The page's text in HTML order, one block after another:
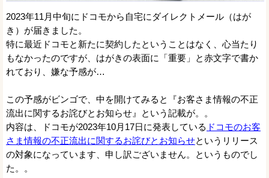
2023年11月中旬にドコモから自宅にダイレクトメール（はが
き）が届きました。
特に最近ドコモと新たに契約したということはなく、心当たり
もなかったのですが、はがきの表面に「重要」と赤文字で書か
れており、嫌な予感が…
この予感がビンゴで、中を開けてみると『お客さま情報の不正
流出に関するお詫びとお知らせ』という記載が。。
内容は、ドコモが2023年10月17日に発表している ドコモのお客
さま情報の不正流出に関するお詫びとお知らせというリリース
の対象になっています、申し訳ございません。というものでし
た。。